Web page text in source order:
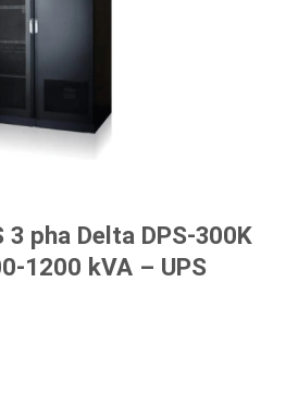
3 pha Delta DPS-300K
1200 kVA – UPS